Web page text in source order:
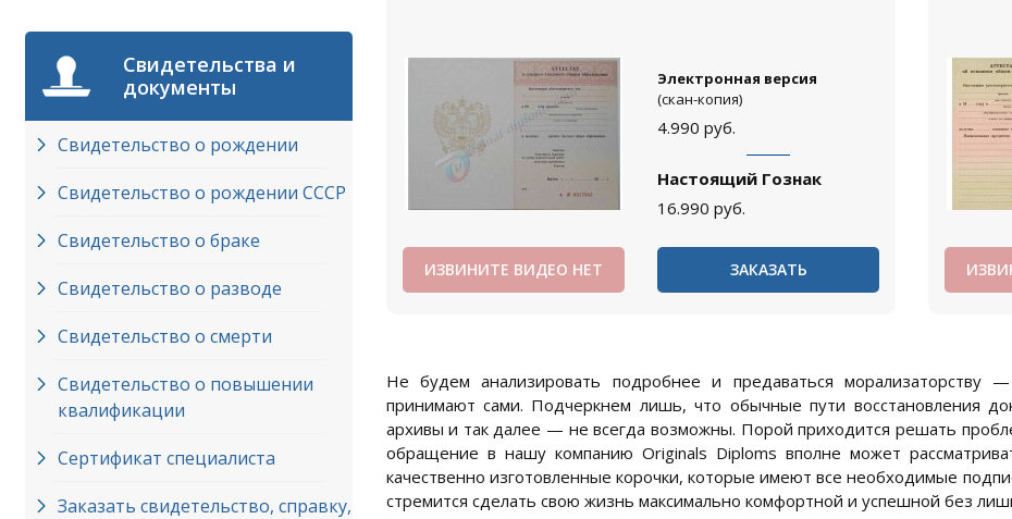
Свидетельства и
документы
Свидетельство о рождении
Свидетельство о рождении СССР
Свидетельство о браке
Свидетельство о разводе
Свидетельство о смерти
Свидетельство о повышении
квалификации
Сертификат специалиста
Заказать свидетельство, справку,
Электронная версия
(скан-копия)
4.990 руб.
Настоящий Гознак
16.990 руб.
ИЗВИНИТЕ ВИДЕО НЕТ ЗАКАЗАТЬ
Не будем анализировать подробнее и предаваться
принимают сами. Подчеркнем лишь, что обычные пути восстановления
архивы и так далее — не всегда возможны. Порой приходится решать
обращение в нашу компанию Originals Diploms вполне может
качественно изготовленные корочки, которые имеют все необходимые
стремится сделать свою жизнь максимально комфортной и успешной без